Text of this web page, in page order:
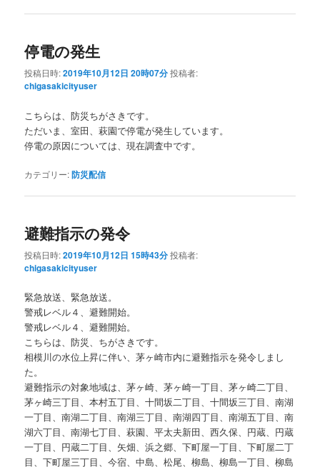
停電の発生
投稿日時:2019年10月12日 20時07分投稿者:
chigasakicityuser
こちらは、防災ちがさきです。
ただいま、室田、萩園で停電が発生しています。
停電の原因については、現在調査中です。
カテゴリー:防災配信
避難指示の発令
投稿日時:2019年10月12日 15時43分投稿者:
chigasakicityuser
緊急放送、緊急放送。
警戒レベル４、避難開始。
警戒レベル４、避難開始。
こちらは、防災、ちがさきです。
相模川の水位上昇に伴い、茅ヶ崎市内に避難指示を発令しまし
た。
避難指示の対象地域は、茅ヶ崎、茅ヶ崎一丁目、茅ヶ崎二丁目、
茅ヶ崎三丁目、本村五丁目、十間坂二丁目、十間坂三丁目、南湖
一丁目、南湖二丁目、南湖三丁目、南湖四丁目、南湖五丁目、南
湖六丁目、南湖七丁目、萩園、平太夫新田、西久保、円蔵、円蔵
一丁目、円蔵二丁目、矢畑、浜之郷、下町屋一丁目、下町屋二丁
目、下町屋三丁目、今宿、中島、松尾、柳島、柳島一丁目、柳島